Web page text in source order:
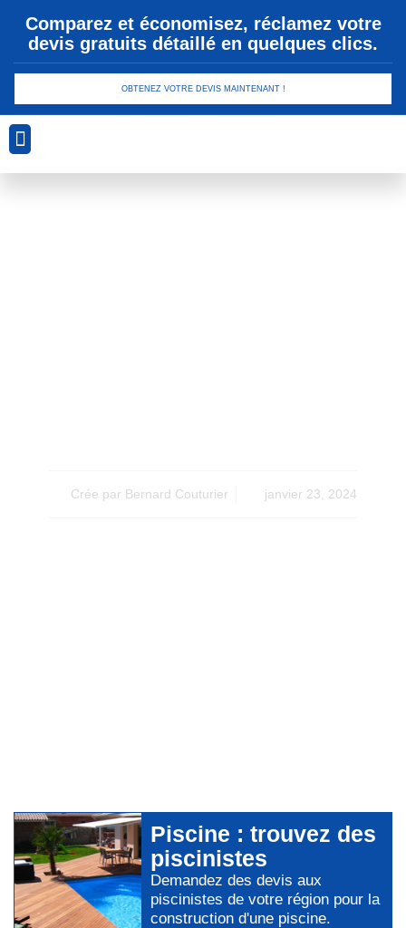
Comparez et économisez, réclamez votre
devis gratuits détaillé en quelques clics.
OBTENEZ VOTRE DEVIS MAINTENANT !
Crée par Bernard Couturier janvier 23, 2024
Piscine : trouvez des
piscinistes
Demandez des devis aux
piscinistes de votre région pour la
construction d'une piscine.